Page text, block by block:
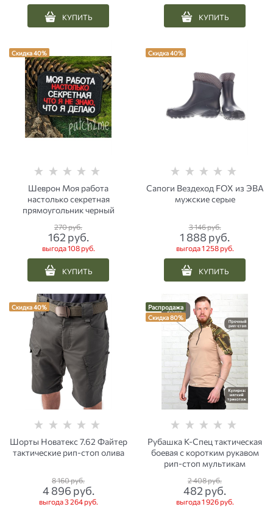
КУПИТЬ КУПИТЬ
Скидка 40%
Шеврон Моя работа
настолько секретная
прямоугольник черный
270 руб.
162 руб.
выгода108 руб.
КУПИТЬ
Скидка 40%
Сапоги Вездеход FOX из ЭВА
мужские серые
3 146 руб.
1 888 руб.
выгода1 258 руб.
КУПИТЬ
Скидка 40%
Шорты Новатекс 7.62 Файтер
тактические рип-стоп олива
8 160 руб.
4 896 руб.
выгода3 264 руб.
Распродажа
Скидка 80%
Рубашка К-Спец тактическая
боевая с коротким рукавом
рип-стоп мультикам
2 408 руб.
482 руб.
выгода1 926 руб.